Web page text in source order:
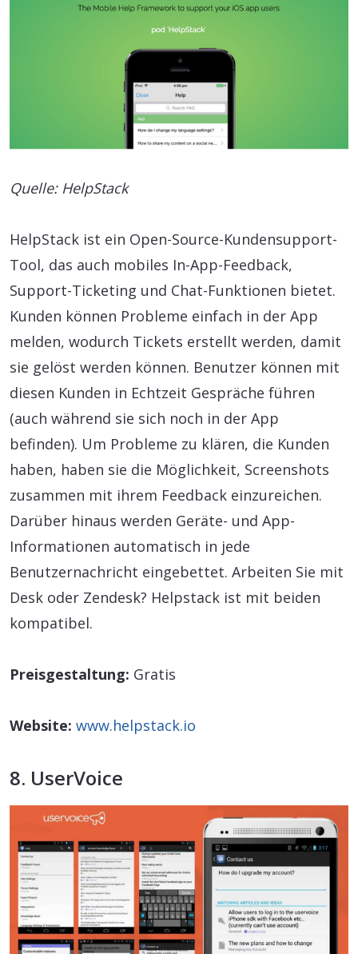
Quelle: HelpStack
HelpStack ist ein Open-Source-Kundensupport-
Tool, das auch mobiles In-App-Feedback,
Support-Ticketing und Chat-Funktionen bietet.
Kunden können Probleme einfach in der App
melden, wodurch Tickets erstellt werden, damit
sie gelöst werden können. Benutzer können mit
diesen Kunden in Echtzeit Gespräche führen
(auch während sie sich noch in der App
befinden). Um Probleme zu klären, die Kunden
haben, haben sie die Möglichkeit, Screenshots
zusammen mit ihrem Feedback einzureichen.
Darüber hinaus werden Geräte- und App-
Informationen automatisch in jede
Benutzernachricht eingebettet. Arbeiten Sie mit
Desk oder Zendesk? Helpstack ist mit beiden
kompatibel.
Preisgestaltung: Gratis
Website: www.helpstack.io
8. UserVoice